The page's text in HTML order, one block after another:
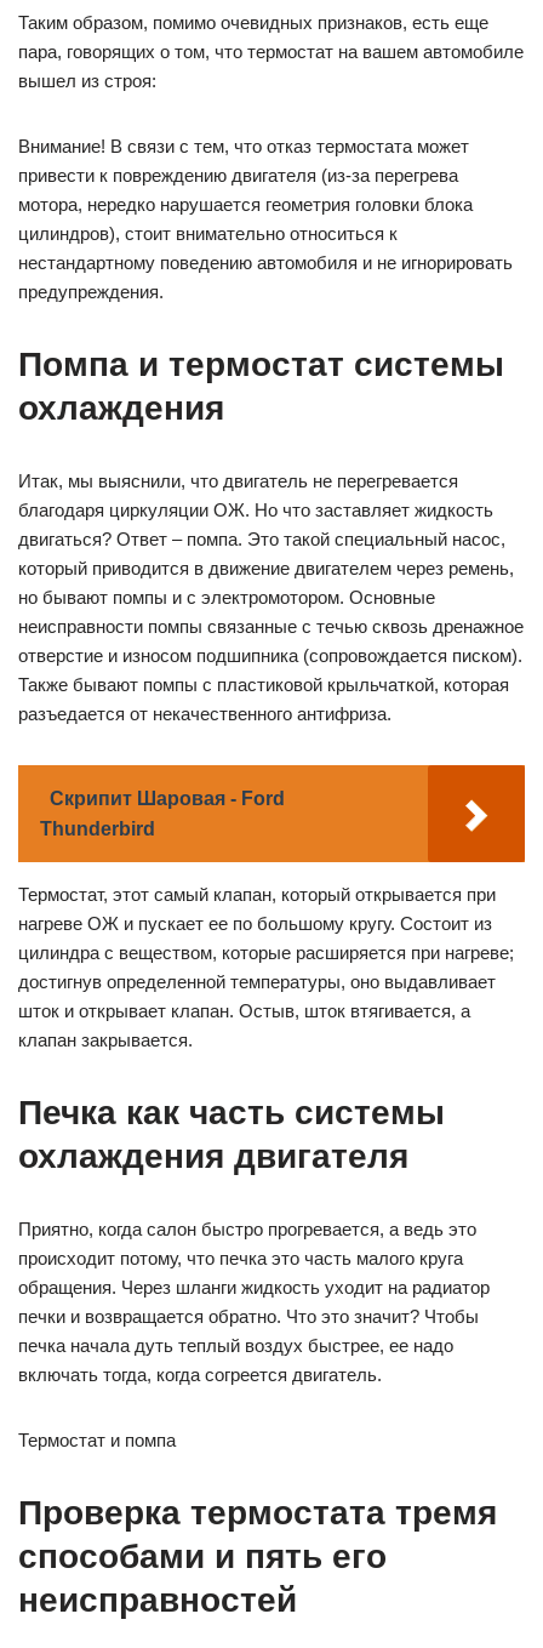
Таким образом, помимо очевидных признаков, есть еще
пара, говорящих о том, что термостат на вашем автомобиле
вышел из строя:
Внимание! В связи с тем, что отказ термостата может
привести к повреждению двигателя (из-за перегрева
мотора, нередко нарушается геометрия головки блока
цилиндров), стоит внимательно относиться к
нестандартному поведению автомобиля и не игнорировать
предупреждения.
Помпа и термостат системы
охлаждения
Итак, мы выяснили, что двигатель не перегревается
благодаря циркуляции ОЖ. Но что заставляет жидкость
двигаться? Ответ – помпа. Это такой специальный насос,
который приводится в движение двигателем через ремень,
но бывают помпы и с электромотором. Основные
неисправности помпы связанные с течью сквозь дренажное
отверстие и износом подшипника (сопровождается писком).
Также бывают помпы с пластиковой крыльчаткой, которая
разъедается от некачественного антифриза.
Скрипит Шаровая - Ford
Thunderbird
Термостат, этот самый клапан, который открывается при
нагреве ОЖ и пускает ее по большому кругу. Состоит из
цилиндра с веществом, которые расширяется при нагреве;
достигнув определенной температуры, оно выдавливает
шток и открывает клапан. Остыв, шток втягивается, а
клапан закрывается.
Печка как часть системы
охлаждения двигателя
Приятно, когда салон быстро прогревается, а ведь это
происходит потому, что печка это часть малого круга
обращения. Через шланги жидкость уходит на радиатор
печки и возвращается обратно. Что это значит? Чтобы
печка начала дуть теплый воздух быстрее, ее надо
включать тогда, когда согреется двигатель.
Термостат и помпа
Проверка термостата тремя
способами и пять его
неисправностей